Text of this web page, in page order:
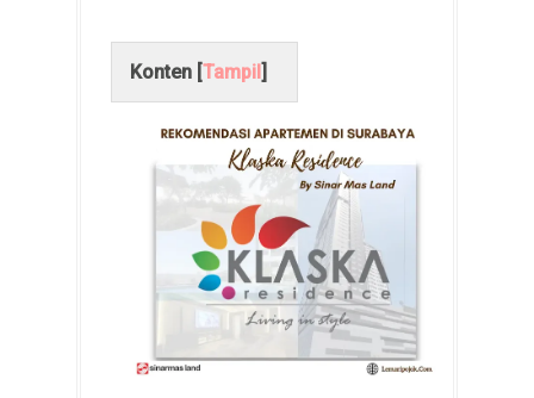
Konten [Tampil]